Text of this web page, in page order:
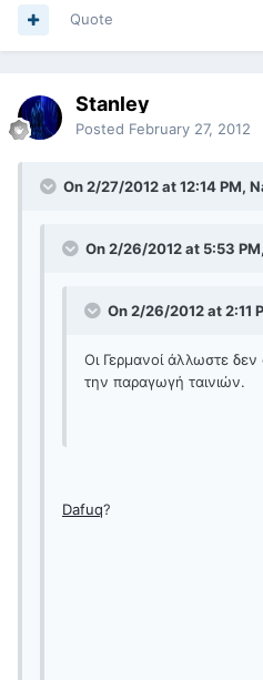
Quote
Stanley
Posted February 27, 2012
On 2/27/2012 at 12:14 PM,
On 2/26/2012 at 5:53
On 2/26/2012 at 2:11
Οι Γερμανοί άλλωστε δεν
την παραγωγή ταινιών.
Dafuq?